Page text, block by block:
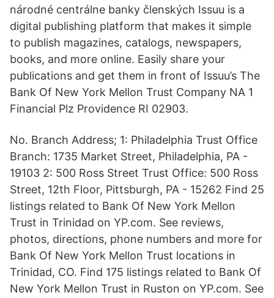
národné centrálne banky členských Issuu is a
digital publishing platform that makes it simple
to publish magazines, catalogs, newspapers,
books, and more online. Easily share your
publications and get them in front of Issuu’s The
Bank Of New York Mellon Trust Company NA 1
Financial Plz Providence RI 02903.
No. Branch Address; 1: Philadelphia Trust Office
Branch: 1735 Market Street, Philadelphia, PA -
19103 2: 500 Ross Street Trust Office: 500 Ross
Street, 12th Floor, Pittsburgh, PA - 15262 Find 25
listings related to Bank Of New York Mellon
Trust in Trinidad on YP.com. See reviews,
photos, directions, phone numbers and more for
Bank Of New York Mellon Trust locations in
Trinidad, CO. Find 175 listings related to Bank Of
New York Mellon Trust in Ruston on YP.com. See